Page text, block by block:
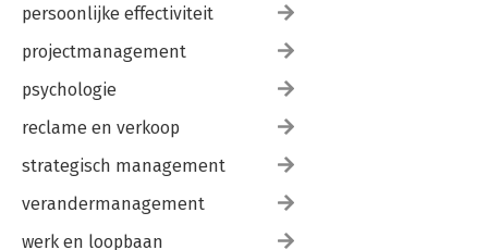
persoonlijke effectiviteit
projectmanagement
psychologie
reclame en verkoop
strategisch management
verandermanagement
werk en loopbaan